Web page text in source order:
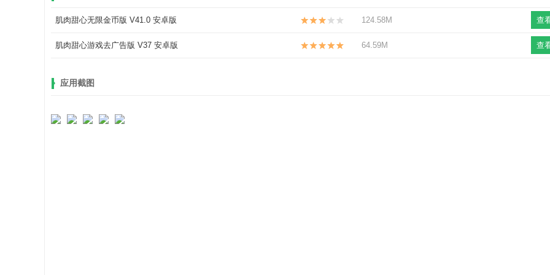
查
肌肉甜心无限金币版 V41.0 安卓版 124.58M
查
肌肉甜心游戏去广告版 V37 安卓版 64.59M
应用截图